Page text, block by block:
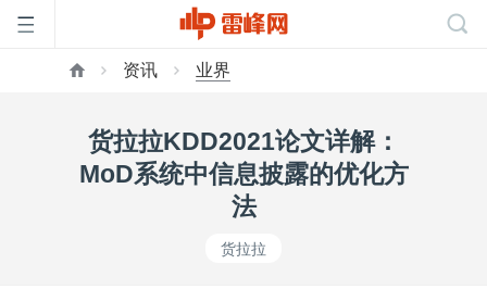
页
资讯 业界
货拉拉KDD2021论文详解：
MoD系统中信息披露的优化方
法
货拉拉